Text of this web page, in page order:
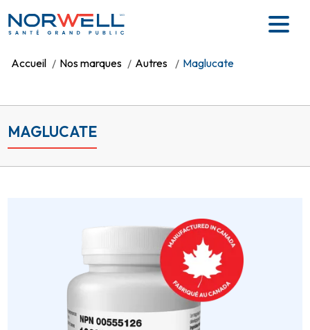
MD
Accueil Nos marques Autres Maglucate
MAGLUCATE